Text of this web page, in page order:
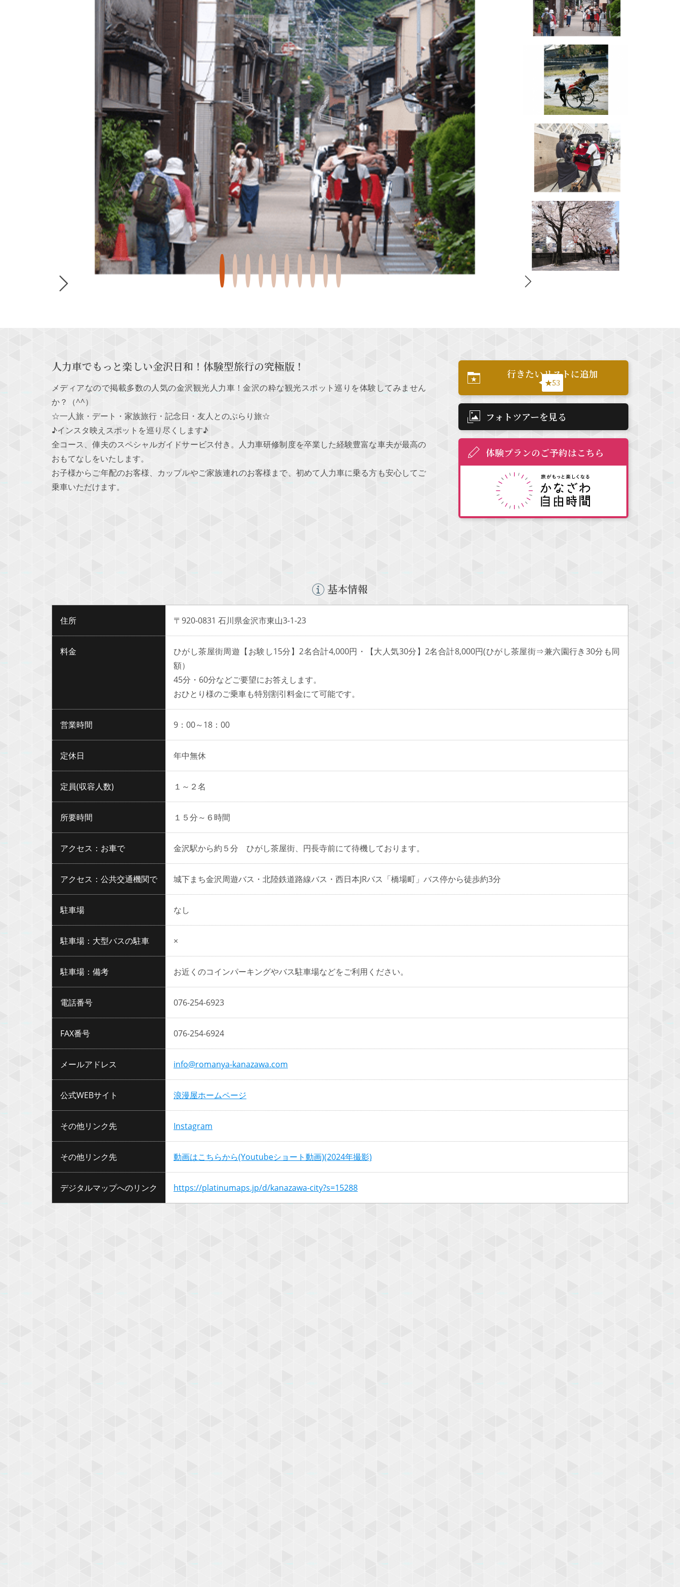
人力車でもっと楽しい金沢日和！体験型旅行の究極版！
メディアなので掲載多数の人気の金沢観光人力車！金沢の粋な観光スポット巡りを体験してみません
か？（^^）
☆一人旅・デート・家族旅行・記念日・友人とのぶらり旅☆
♪インスタ映えスポットを巡り尽くします♪
全コース、俥夫のスペシャルガイドサービス付き。人力車研修制度を卒業した経験豊富な車夫が最高の
おもてなしをいたします。
お子様からご年配のお客様、カップルやご家族連れのお客様まで、初めて人力車に乗る方も安心してご
乗車いただけます。
行きたいリストに追加
★53
フォトツアーを見る
体験プランのご予約はこちら
基本情報
住所 〒920-0831 石川県金沢市東山3-1-23
料金
ひがし茶屋街周遊【お験し15分】2名合計4,000円・【大人気30分】2名合計8,000円(ひがし茶屋街⇒兼六園行き30分も同
額）
45分・60分などご要望にお答えします。
おひとり様のご乗車も特別割引料金にて可能です。
営業時間 9：00～18：00
定休日 年中無休
定員(収容人数) １～２名
所要時間 １５分～６時間
アクセス：お車で 金沢駅から約５分 ひがし茶屋街、円長寺前にて待機しております。
アクセス：公共交通機関で 城下まち金沢周遊バス・北陸鉄道路線バス・西日本JRバス「橋場町」バス停から徒歩約3分
駐車場 なし
駐車場：大型バスの駐車 ×
駐車場：備考 お近くのコインパーキングやバス駐車場などをご利用ください。
電話番号 076-254-6923
FAX番号 076-254-6924
メールアドレス info@romanya-kanazawa.com
公式WEBサイト 浪漫屋ホームページ
その他リンク先 Instagram
その他リンク先 動画はこちらから(Youtubeショート動画)(2024年撮影)
デジタルマップへのリンク https://platinumaps.jp/d/kanazawa-city?s=15288